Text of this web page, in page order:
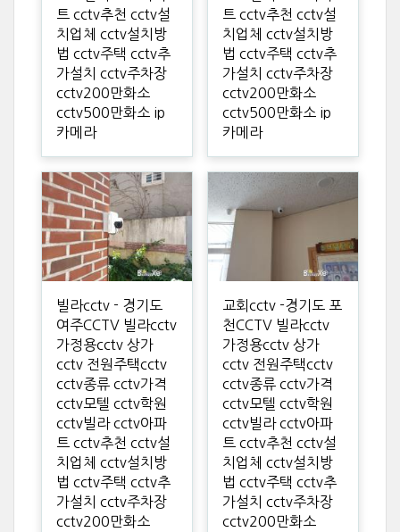
트 cctv추천 cctv설
치업체 cctv설치방
법 cctv주택 cctv추
가설치 cctv주차장
cctv200만화소
cctv500만화소 ip
카메라
트 cctv추천 cctv설
치업체 cctv설치방
법 cctv주택 cctv추
가설치 cctv주차장
cctv200만화소
cctv500만화소 ip
카메라
빌라cctv - 경기도
여주CCTV 빌라cctv
가정용cctv 상가
cctv 전원주택cctv
cctv종류 cctv가격
cctv모텔 cctv학원
cctv빌라 cctv아파
트 cctv추천 cctv설
치업체 cctv설치방
법 cctv주택 cctv추
가설치 cctv주차장
cctv200만화소
교회cctv -경기도 포
천CCTV 빌라cctv
가정용cctv 상가
cctv 전원주택cctv
cctv종류 cctv가격
cctv모텔 cctv학원
cctv빌라 cctv아파
트 cctv추천 cctv설
치업체 cctv설치방
법 cctv주택 cctv추
가설치 cctv주차장
cctv200만화소